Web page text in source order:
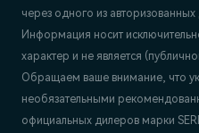
через одного из авторизованных
Информация носит
характер и не является
Обращаем ваше внимание, что
необязательными
официальных дилеров марки